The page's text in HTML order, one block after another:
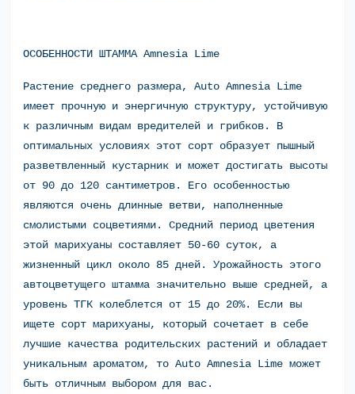
ОСОБЕННОСТИ ШТАММА Amnesia Lime
Растение среднего размера, Auto Amnesia Lime
имеет прочную и энергичную структуру, устойчивую
к различным видам вредителей и грибков. В
оптимальных условиях этот сорт образует пышный
разветвленный кустарник и может достигать высоты
от 90 до 120 сантиметров. Его особенностью
являются очень длинные ветви, наполненные
смолистыми соцветиями. Средний период цветения
этой марихуаны составляет 50-60 суток, а
жизненный цикл около 85 дней. Урожайность этого
автоцветущего штамма значительно выше средней, а
уровень ТГК колеблется от 15 до 20%. Если вы
ищете сорт марихуаны, который сочетает в себе
лучшие качества родительских растений и обладает
уникальным ароматом, то Auto Amnesia Lime может
быть отличным выбором для вас.